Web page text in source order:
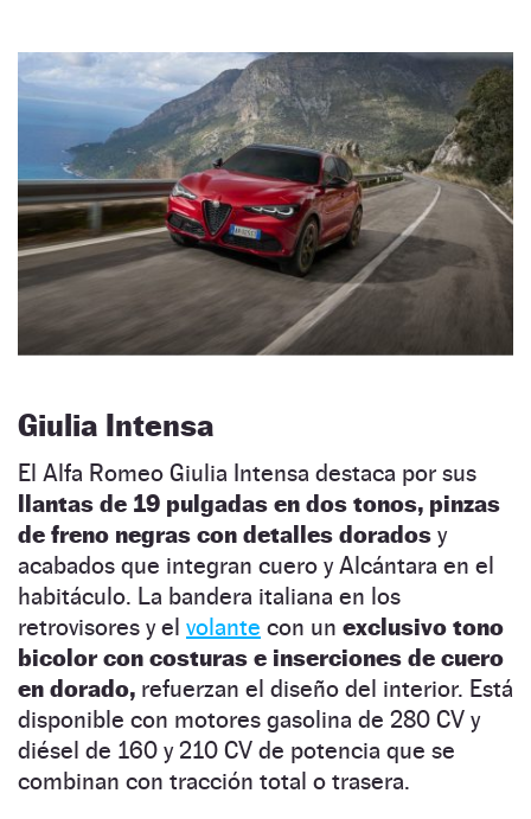
Giulia Intensa
El Alfa Romeo Giulia Intensa destaca por sus
llantas de 19 pulgadas en dos tonos, pinzas
de freno negras con detalles dorados y
acabados que integran cuero y Alcántara en el
habitáculo. La bandera italiana en los
retrovisores y el volante con un exclusivo tono
bicolor con costuras e inserciones de cuero
en dorado, refuerzan el diseño del interior. Está
disponible con motores gasolina de 280 CV y
diésel de 160 y 210 CV de potencia que se
combinan con tracción total o trasera.